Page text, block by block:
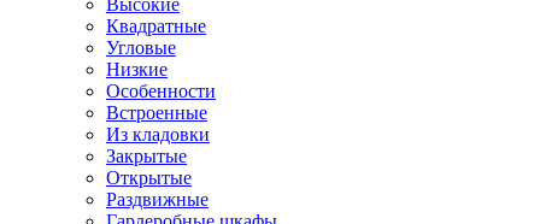
Высокие
Квадратные
Угловые
Низкие
Особенности
Встроенные
Из кладовки
Закрытые
Открытые
Раздвижные